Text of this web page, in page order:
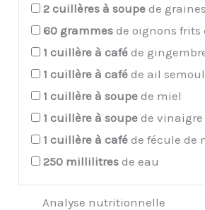
2 cuillères à soupe de
60 grammes de oignons
1 cuillère à café de
1 cuillère à café de ail
1 cuillère à soupe de miel
1 cuillère à soupe de vinaigre
1 cuillère à café de fécule de
250 millilitres de eau
Analyse nutritionnelle